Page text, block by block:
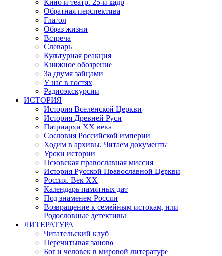
Кино и театр. 25-й кадр
Обратная перспектива
Глагол
Образ жизни
Встреча
Словарь
Культурная реакция
Книжное обозрение
За двумя зайцами
У нас в гостях
Радиоэкскурсии
ИСТОРИЯ
История Вселенской Церкви
История Древней Руси
Патриархи XX века
Сословия Российской империи
Ходим в архивы. Читаем документы
Уроки истории
Псковская православная миссия
История Русской Православной Церкви
Россия. Век ХХ
Календарь памятных дат
Под знаменем России
Возвращение к семейным истокам, или
Родословные детективы
ЛИТЕРАТУРА
Читательский клуб
Перечитывая заново
Бог и человек в мировой литературе